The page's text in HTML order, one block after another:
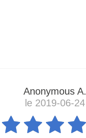
Anonymous A.
le 2019-06-24